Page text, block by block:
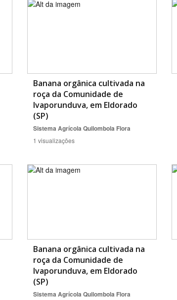
Banana orgânica cultivada na
roça da Comunidade de
Ivaporunduva, em Eldorado
(SP)
Sistema Agrícola Quilombola Flora
1 visualizações
Banana orgânica cultivada na
roça da Comunidade de
Ivaporunduva, em Eldorado
(SP)
Sistema Agrícola Quilombola Flora